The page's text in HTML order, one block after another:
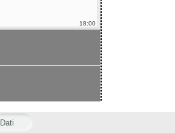
Dati
18:00